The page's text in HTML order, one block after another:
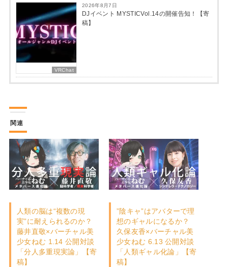
VRChat
2026年8月7日
DJイベント MYSTICVol.14の開催告知！【寄
稿】
関連
人類の脳は“複数の現
実”に耐えられるのか？
藤井直敬×バーチャル美
少女ねむ 1.14 公開対談
「分人多重現実論」【寄
稿】
”陰キャ”はアバターで理
想のギャルになるか？
久保友香×バーチャル美
少女ねむ 6.13 公開対談
「人類ギャル化論」【寄
稿】